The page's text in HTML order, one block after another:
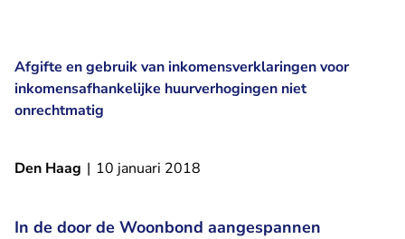
Afgifte en gebruik van inkomensverklaringen voor
inkomensafhankelijke huurverhogingen niet
onrechtmatig
Den Haag | 10 januari 2018
In de door de Woonbond aangespannen